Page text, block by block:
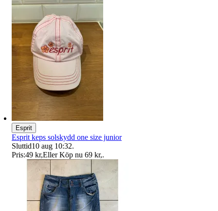
Esprit
Esprit keps solskydd one size junior
Sluttid10 aug 10:32.
Pris:49 kr,Eller Köp nu 69 kr,.